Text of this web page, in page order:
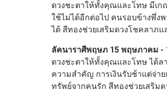
ดวงชะตาให้ทั้งคุณและโทษ มีเก
ใช้ไม่ได้อีกต่อไป คนรอบข้างพึ่งพ
ได้ สีทองช่วยเสริมดวงโชคลาภแ
ลัคนาราศีพฤษภ 15 พฤษภาคม -
ดวงชะตาให้ทั้งคุณและโทษ ได้ล
ความสำคัญ การเงินรับช้าแต่จ่าย
ทรัพย์จากคนรัก สีทองช่วยเสริม